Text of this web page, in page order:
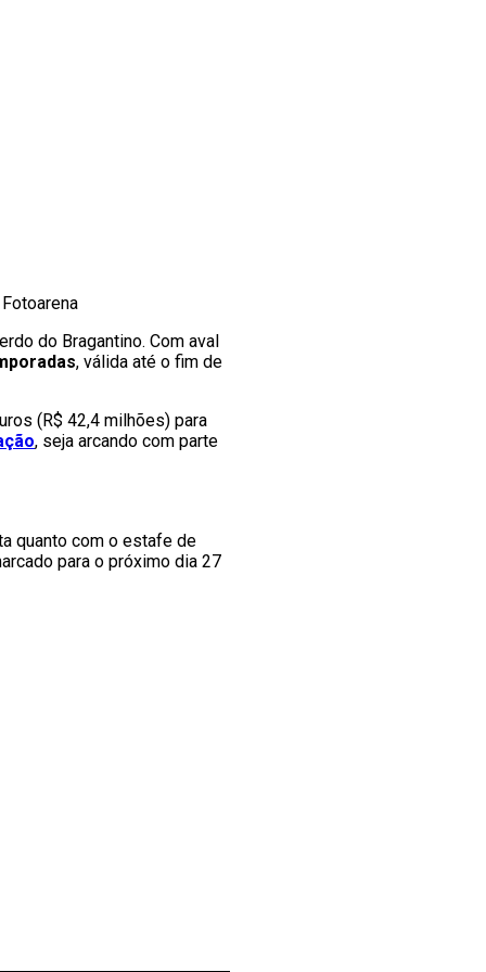
do Bragantino. Com aval
, válida até o fim de
(R$ 42,4 milhões) para
, seja arcando com parte
quanto com o estafe de
para o próximo dia 27